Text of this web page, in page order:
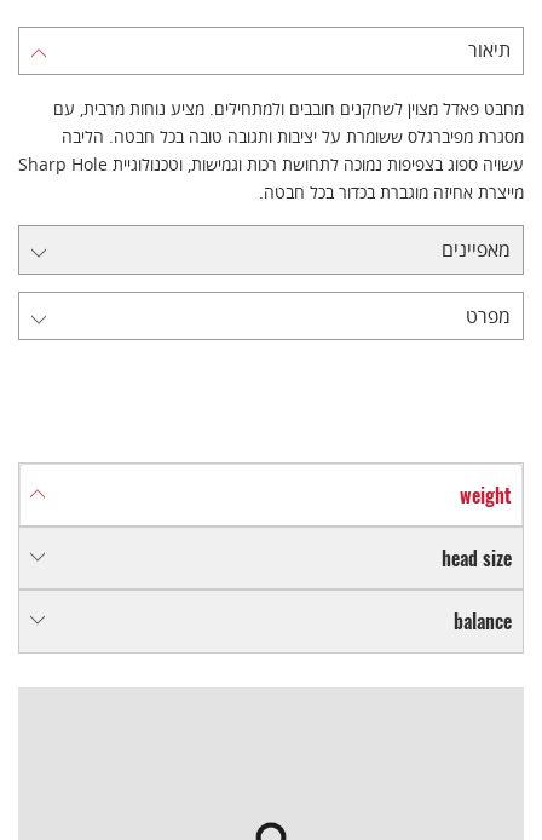
תיאור
מחבט פאדל מצוין לשחקנים חובבים ולמתחילים. מציע נוחות מרבית, עם
מסגרת מפיברגלס ששומרת על יציבות ותגובה טובה בכל חבטה. הליבה
עשויה ספוג בצפיפות נמוכה לתחושת רכות וגמישות, וטכנולוגיית Sharp Hole
מייצרת אחיזה מוגברת בכדור בכל חבטה.
מאפיינים
מפרט
weight
head size
balance